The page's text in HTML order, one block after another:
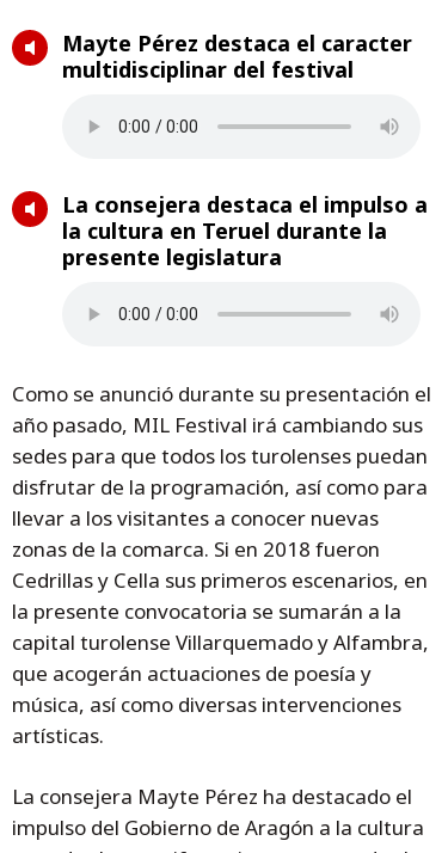
Mayte Pérez destaca el caracter
multidisciplinar del festival
La consejera destaca el impulso a
la cultura en Teruel durante la
presente legislatura
Como se anunció durante su presentación el
año pasado, MIL Festival irá cambiando sus
sedes para que todos los turolenses puedan
disfrutar de la programación, así como para
llevar a los visitantes a conocer nuevas
zonas de la comarca. Si en 2018 fueron
Cedrillas y Cella sus primeros escenarios, en
la presente convocatoria se sumarán a la
capital turolense Villarquemado y Alfambra,
que acogerán actuaciones de poesía y
música, así como diversas intervenciones
artísticas.
La consejera Mayte Pérez ha destacado el
impulso del Gobierno de Aragón a la cultura